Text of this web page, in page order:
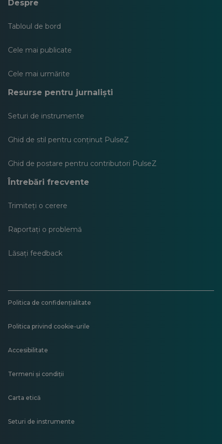
Despre
Tabloul de bord
Cele mai publicate
Cele mai urmărite
Resurse pentru jurnaliști
Seturi de instrumente
Ghid de stil pentru conținut PulseZ
Ghid de postare pentru contributori PulseZ
Întrebări frecvente
Trimiteți o cerere
Raportați o problemă
Lăsați feedback
Politica de confidențialitate
Politica privind cookie-urile
Accesibilitate
Termeni și condiții
Carta etică
Seturi de instrumente